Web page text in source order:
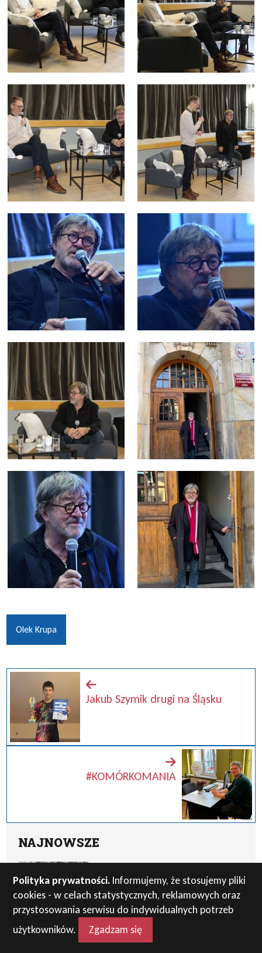
Olek Krupa
Jakub Szymik drugi na Śląsku
#KOMÓRKOMANIA
NAJNOWSZE
Butwiłowskiej
28 lipca 2026
Polityka prywatności. Informujemy, że stosujemy pliki
cookies - w celach statystycznych, reklamowych oraz
przystosowania serwisu do indywidualnych potrzeb
użytkowników.
Zgadzam się